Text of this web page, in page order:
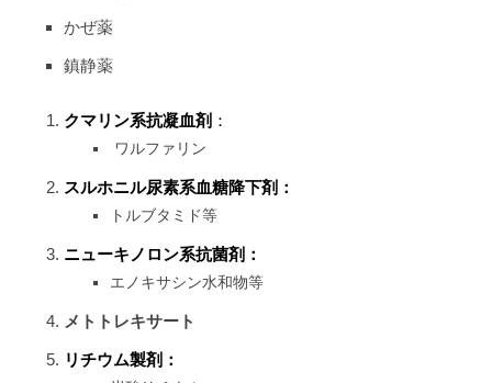
かぜ薬
鎮静薬
クマリン系抗凝血剤 ：
ワルファリン
スルホニル尿素系血糖降下剤：
トルブタミド等
ニューキノロン系抗菌剤：
エノキサシン水和物等
メトトレキサート
リチウム製剤：